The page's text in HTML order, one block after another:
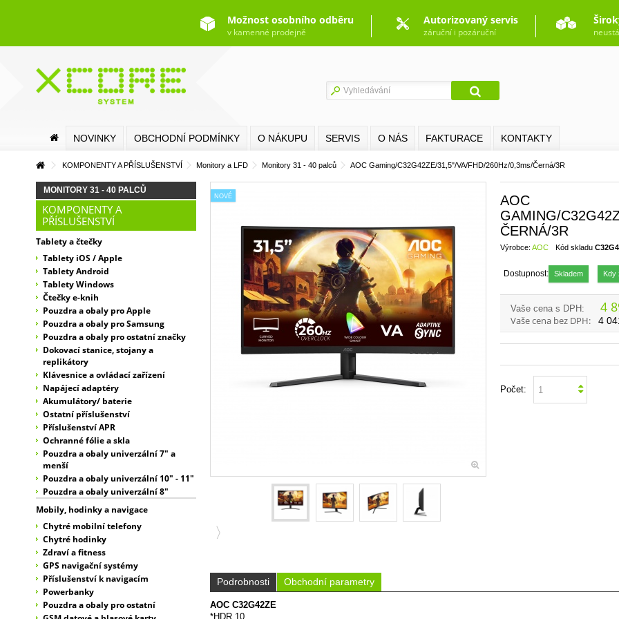
Možnost osobního odběru
v kamenné prodejně
Autorizovaný servis
záruční i pozáruční
NOVINKY OBCHODNÍ PODMÍNKY O NÁKUPU SERVIS O NÁS FAKTURACE KONTAKTY
KOMPONENTY A PŘÍSLUŠENSTVÍ Monitory a LFD Monitory 31 - 40 palců AOC Gaming/C32G42ZE/31,5"/VA/FHD/260Hz/0,3ms/Černá/3R
NOVÉ
AOC
GAMING/
ČERNÁ/3R
Výrobce: AOC Kód skladu
Dostupnost: Skladem Kdy
Vaše cena s DPH: 4
Vaše cena bez DPH: 4
Počet:
Podrobnosti Obchodní parametry
AOC C32G42ZE
*HDR 10
MONITORY 31 - 40 PALCŮ
KOMPONENTY A
PŘÍSLUŠENSTVÍ
Tablety a čtečky
Tablety iOS / Apple
Tablety Android
Tablety Windows
Čtečky e-knih
Pouzdra a obaly pro Apple
Pouzdra a obaly pro Samsung
Pouzdra a obaly pro ostatní značky
Dokovací stanice, stojany a
replikátory
Klávesnice a ovládací zařízení
Napájecí adaptéry
Akumulátory/ baterie
Ostatní příslušenství
Příslušenství APR
Ochranné fólie a skla
Pouzdra a obaly univerzální 7" a
menší
Pouzdra a obaly univerzální 10" - 11"
Pouzdra a obaly univerzální 8"
Mobily, hodinky a navigace
Chytré mobilní telefony
Chytré hodinky
Zdraví a fitness
GPS navigační systémy
Příslušenství k navigacím
Powerbanky
Pouzdra a obaly pro ostatní